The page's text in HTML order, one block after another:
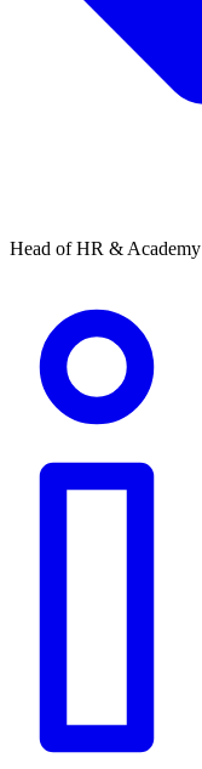
Head of HR & Academy